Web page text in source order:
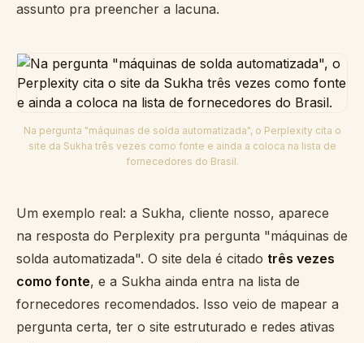
assunto pra preencher a lacuna.
Na pergunta "máquinas de solda automatizada", o Perplexity cita o
site da Sukha três vezes como fonte e ainda a coloca na lista de
fornecedores do Brasil.
Um exemplo real: a Sukha, cliente nosso, aparece
na resposta do Perplexity pra pergunta "máquinas de
solda automatizada". O site dela é citado três vezes
como fonte, e a Sukha ainda entra na lista de
fornecedores recomendados. Isso veio de mapear a
pergunta certa, ter o site estruturado e redes ativas